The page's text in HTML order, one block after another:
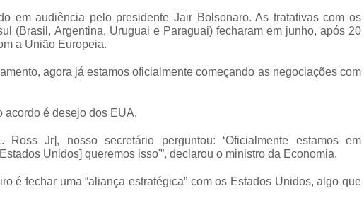
em audiência pelo presidente Jair Bolsonaro. As tratativas com os
(Brasil, Argentina, Uruguai e Paraguai) fecharam em junho, após 20
a União Europeia.
agora já estamos oficialmente começando as negociações com
acordo é desejo dos EUA.
Jr], nosso secretário perguntou: ‘Oficialmente estamos em
Unidos] queremos isso'”, declarou o ministro da Economia.
é fechar uma “aliança estratégica” com os Estados Unidos, algo que